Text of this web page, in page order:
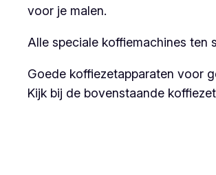
voor je malen.
Alle speciale koffiemachines ten
Goede koffiezetapparaten voor
Kijk bij de bovenstaande